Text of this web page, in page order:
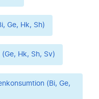
Ge, Hk, Sh)
Hk, Sh, Sv)
(Bi, Ge,